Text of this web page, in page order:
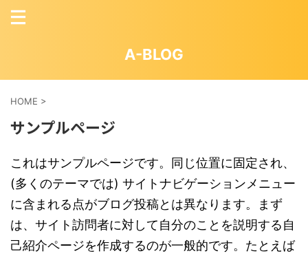
A-BLOG
HOME >
サンプルページ
これはサンプルページです。同じ位置に固定され、
(多くのテーマでは) サイトナビゲーションメニュー
に含まれる点がブログ投稿とは異なります。まず
は、サイト訪問者に対して自分のことを説明する自
己紹介ページを作成するのが一般的です。たとえば